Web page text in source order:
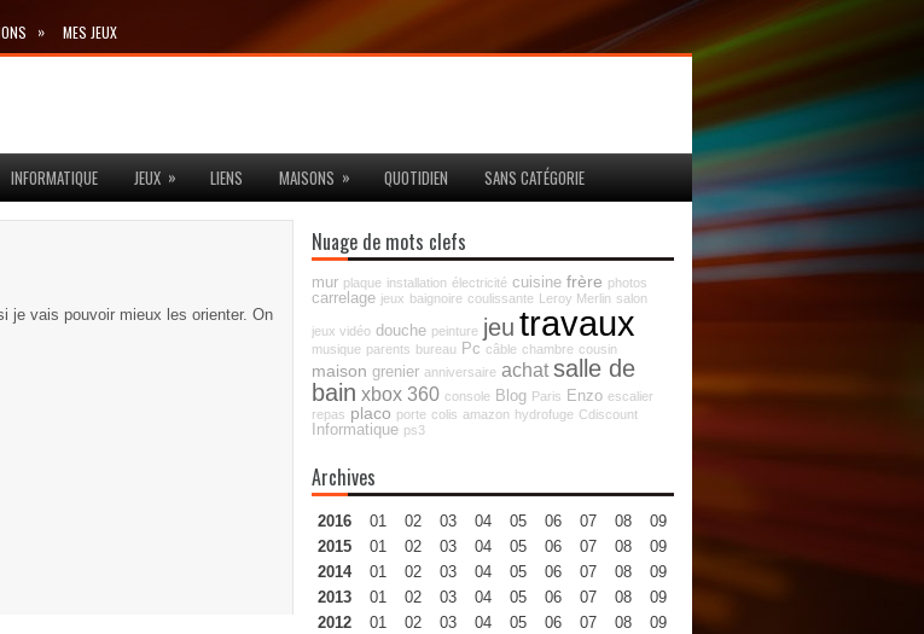
» MES JEUX
INFORMATIQUE JEUX » LIENS MAISONS » QUOTIDIEN SANS CATÉGORIE
je vais pouvoir mieux les orienter. On
Nuage de mots clefs
mur plaque installation électricité cuisine frère photos
carrelage jeux baignoire coulissante Leroy Merlin salon
jeux vidéo douche peinture jeu travaux
musique parents bureau Pc câble chambre cousin
maison grenier anniversaire achat salle de
bain xbox 360 console Blog Paris Enzo escalier
repas placo porte colis amazon hydrofuge Cdiscount
Informatique ps3
Archives
2016 01 02 03 04 05 06 07 08 09
2015
01 02 03 04 05 06 07 08 09
2014
01 02 03 04 05 06 07 08 09
2013
01 02 03 04 05 06 07 08 09
2012
01 02 03 04 05 06 07 08 09 10